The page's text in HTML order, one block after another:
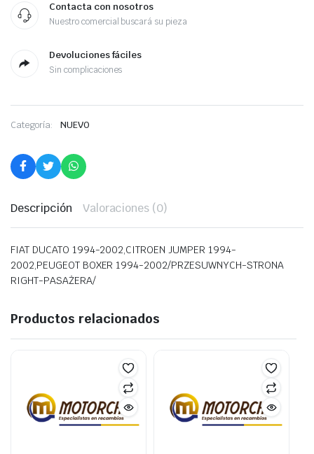
Contacta con nosotros
Nuestro comercial buscará su pieza
Devoluciones fáciles
Sin complicaciones
Categoría: NUEVO
Descripción Valoraciones (0)
FIAT DUCATO 1994-2002,CITROEN JUMPER 1994-
2002,PEUGEOT BOXER 1994-2002/PRZESUWNYCH-STRONA
RIGHT-PASAŻERA/
Productos relacionados